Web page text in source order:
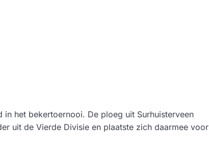
het bekertoernooi. De ploeg uit Surhuisterveen
uit de Vierde Divisie en plaatste zich daarmee voor